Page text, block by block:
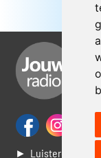
► Luisteren naar